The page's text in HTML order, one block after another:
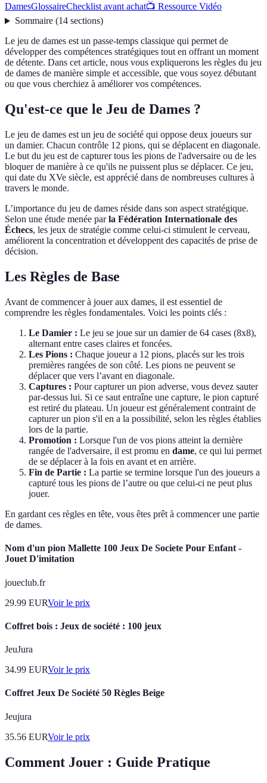
DamesGlossaireChecklist avant achat📺 Ressource Vidéo
Sommaire(14 sections)
Le jeu de dames est un passe-temps classique qui permet de
développer des compétences stratégiques tout en offrant un moment
de détente. Dans cet article, nous vous expliquerons les règles du jeu
de dames de manière simple et accessible, que vous soyez débutant
ou que vous cherchiez à améliorer vos compétences.
Qu'est-ce que le Jeu de Dames ?
Le jeu de dames est un jeu de société qui oppose deux joueurs sur
un damier. Chacun contrôle 12 pions, qui se déplacent en diagonale.
Le but du jeu est de capturer tous les pions de l'adversaire ou de les
bloquer de manière à ce qu'ils ne puissent plus se déplacer. Ce jeu,
qui date du XVe siècle, est apprécié dans de nombreuses cultures à
travers le monde.
L’importance du jeu de dames réside dans son aspect stratégique.
Selon une étude menée parla Fédération Internationale des
Échecs, les jeux de stratégie comme celui-ci stimulent le cerveau,
améliorent la concentration et développent des capacités de prise de
décision.
Les Règles de Base
Avant de commencer à jouer aux dames, il est essentiel de
comprendre les règles fondamentales. Voici les points clés :
Le Damier : Le jeu se joue sur un damier de 64 cases (8x8),
alternant entre cases claires et foncées.
Les Pions : Chaque joueur a 12 pions, placés sur les trois
premières rangées de son côté. Les pions ne peuvent se
déplacer que vers l’avant en diagonale.
Captures : Pour capturer un pion adverse, vous devez sauter
par-dessus lui. Si ce saut entraîne une capture, le pion capturé
est retiré du plateau. Un joueur est généralement contraint de
capturer un pion s'il en a la possibilité, selon les règles établies
lors de la partie.
Promotion : Lorsque l'un de vos pions atteint la dernière
rangée de l'adversaire, il est promu en dame, ce qui lui permet
de se déplacer à la fois en avant et en arrière.
Fin de Partie : La partie se termine lorsque l'un des joueurs a
capturé tous les pions de l’autre ou que celui-ci ne peut plus
jouer.
En gardant ces règles en tête, vous êtes prêt à commencer une partie
de dames.
Nom d'un pion Mallette 100 Jeux De Societe Pour Enfant -
Jouet D'imitation
joueclub.fr
29.99 EURVoir le prix
Coffret bois : Jeux de société : 100 jeux
JeuJura
34.99 EURVoir le prix
Coffret Jeux De Société 50 Règles Beige
Jeujura
35.56 EURVoir le prix
Comment Jouer : Guide Pratique